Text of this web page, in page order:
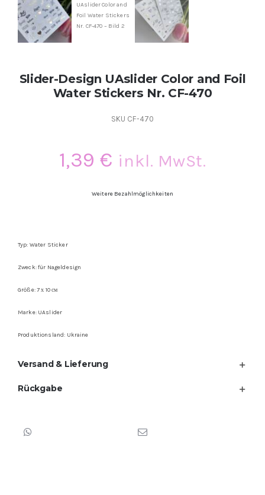
Slider-Design UAslider Color and Foil
Water Stickers Nr. CF-470
SKU CF-470
1,39€ inkl. MwSt.
Weitere Bezahlmöglichkeiten
Typ: Water Sticker
Zweck: für Nageldesign
Größe: 7 х 10 см
Marke: UAslider
Produktionsland: Ukraine
Versand & Lieferung
Rückgabe